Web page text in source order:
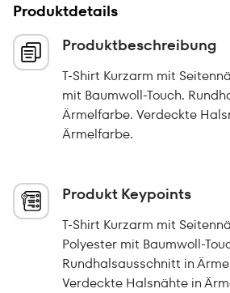
Produktdetails
Produktbeschreibung
T-Shirt Kurzarm mit
mit Baumwoll-Touch.
Ärmelfarbe. Verdeckte
Ärmelfarbe.
Produkt Keypoints
T-Shirt Kurzarm mit
Polyester mit Baumwoll-
Rundhalsausschnitt in
Verdeckte Halsnähte in